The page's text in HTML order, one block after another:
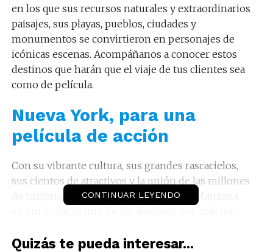
en los que sus recursos naturales y extraordinarios
paisajes, sus playas, pueblos, ciudades y
monumentos se convirtieron en personajes de
icónicas escenas. Acompáñanos a conocer estos
destinos que harán que el viaje de tus clientes sea
como de película.
Nueva York, para una
película de acción
Con su vibrante cultura, sus grandes rascacielos,
sus cientos de atractivos y la unión de las millones
de historias de sus habitantes, La Gran Manzana
mundo.
CONTINUAR LEYENDO
Quizás te pueda interesar...